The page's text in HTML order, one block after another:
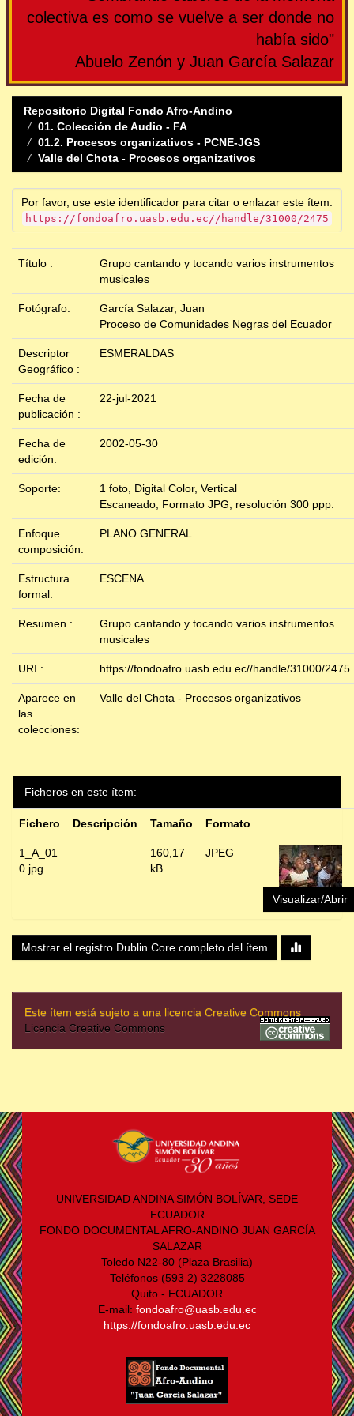
colectiva es como se vuelve a ser donde no
había sido"
Abuelo Zenón y Juan García Salazar
Repositorio Digital Fondo Afro-Andino
01. Colección de Audio - FA
01.2. Procesos organizativos - PCNE-JGS
Valle del Chota - Procesos organizativos
Por favor, use este identificador para citar o enlazar este ítem:
https://fondoafro.uasb.edu.ec//handle/31000/2475
Título :
Grupo cantando y tocando varios instrumentos
musicales
Fotógrafo:
García Salazar, Juan
Proceso de Comunidades Negras del Ecuador
Descriptor
Geográfico :
ESMERALDAS
Fecha de
publicación :
22-jul-2021
Fecha de
edición:
2002-05-30
Soporte:
1 foto, Digital Color, Vertical
Escaneado, Formato JPG, resolución 300 ppp.
Enfoque
composición:
PLANO GENERAL
Estructura
formal:
ESCENA
Resumen :
Grupo cantando y tocando varios instrumentos
musicales
URI : https://fondoafro.uasb.edu.ec//handle/31000/2475
Aparece en
las
colecciones:
Valle del Chota - Procesos organizativos
Ficheros en este ítem:
Fichero Descripción Tamaño Formato
1_A_01
0.jpg
160,17
kB
JPEG
Visualizar/Abrir
Mostrar el registro Dublin Core completo del ítem
Este ítem está sujeto a una licencia Creative Commons
Licencia Creative Commons
UNIVERSIDAD ANDINA SIMÓN BOLÍVAR, SEDE
ECUADOR
FONDO DOCUMENTAL AFRO-ANDINO JUAN GARCÍA
SALAZAR
Toledo N22-80 (Plaza Brasilia)
Teléfonos (593 2) 3228085
Quito - ECUADOR
E-mail: fondoafro@uasb.edu.ec
https://fondoafro.uasb.edu.ec